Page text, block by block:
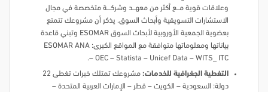
وعلاقات قوية مـــــع أكثر من معهــــد وشركــــــة متخصصة في مجال
الاستشارات التسويقية وأبحاث السوق. يذكر أن مشروعك تتمتع
بعضوية الجمعية الأوروبية لأبحاث السوق ESOMAR وتبني قاعدة
بياناتها ومعلوماتها متوافقة مع المواقع الكبرى: ESOMAR ANA
– OEC – Statista – Unicef Data – WITS_ ITC.
التغطية الجغرافية للخدمات:
مشروعك تمتلك خبرات تغطى 22
دولة: السعودية – الكويت – قطر – الإمارات العربية المتحدة –